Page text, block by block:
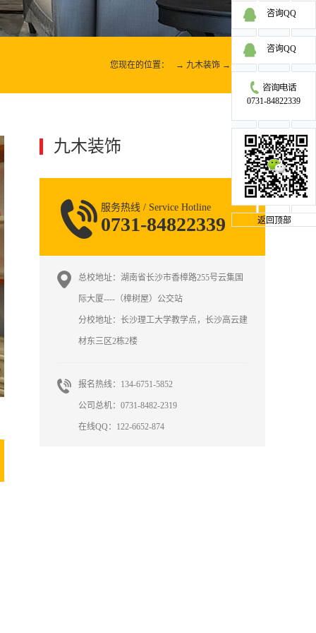
您现在的位置： → 九木装饰 → 欧洲>...
九木装饰 更多
服务热线 / Service Hotline
0731-84822339
总校地址：湖南省长沙市香樟路255号云集国
际大厦----（樟树屋）公交站
分校地址：长沙理工大学教学点，长沙高云建
材东三区2栋2楼
报名热线：134-6751-5852
公司总机：0731-8482-2319
在线QQ：122-6652-874
咨询QQ
咨询QQ
0731-84822339
返回顶部